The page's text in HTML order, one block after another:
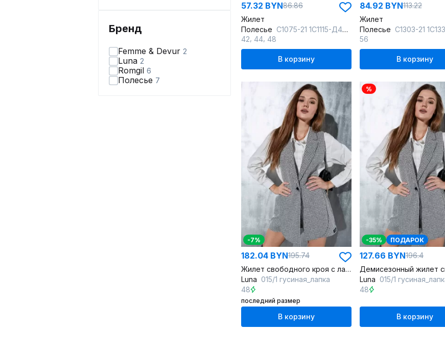
Бренд
Femme & Devur 2
Luna 2
Romgil 6
Полесье 7
57.32 BYN86.86
Жилет
Полесье С1075-21 1С1115-Д43 158,164 серый
42 44 48
В корзину
84.92 BYN113.22
Жилет
Полесье С1303-21 1С1330-Д43 158,164
56
В корзину
-7%
182.04 BYN195.74
Жилет свободного кроя с лацканами из текстиля
Luna 015/1 гусиная_лапка
48
последний размер
В корзину
%
-35% ПОДАРОК
127.66 BYN196.4
Luna 015/1
48
В корзину